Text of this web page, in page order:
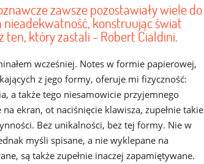
zawsze pozostawiały wiele do
nieadekwatność, konstruując świat
który zastali - Robert Cialdini.
wcześniej. Notes w formie papierowej,
z jego formy, oferuje mi fizyczność:
a także tego niesamowicie przyjemnego
ekran, ot naciśnięcie klawisza, zupełnie takie
Bez unikalności, bez tej formy. Nie w
myśli spisane, a nie wyklepane na
są także zupełnie inaczej zapamiętywane.